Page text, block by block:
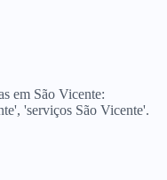
em São Vicente:
'serviços São Vicente'.